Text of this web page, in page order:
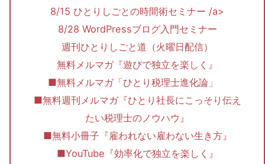
8/15 ひとりしごとの時間術セミナー /a>
8/28 WordPressブログ入門セミナー
週刊ひとりしごと道（火曜日配信）
無料メルマガ『遊びで独立を楽しく』
■無料メルマガ「ひとり税理士進化論」
■無料週刊メルマガ『ひとり社長にこっそり伝え
たい税理士のノウハウ』
■無料小冊子『雇われない雇わない生き方』
■YouTube『効率化で独立を楽しく』